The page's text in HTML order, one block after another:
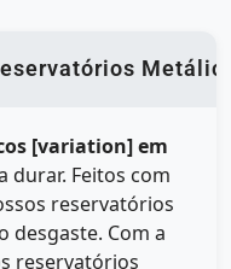
[variation] em
durar. Feitos com
reservatórios
desgaste. Com a
reservatórios